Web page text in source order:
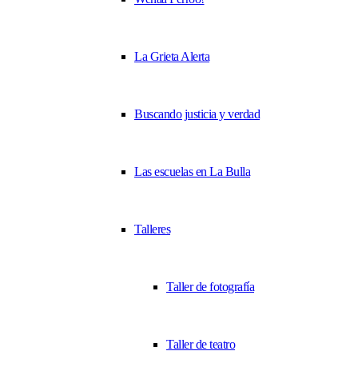
La Grieta Alerta
Buscando justicia y verdad
Las escuelas en La Bulla
Talleres
Taller de fotografía
Taller de teatro